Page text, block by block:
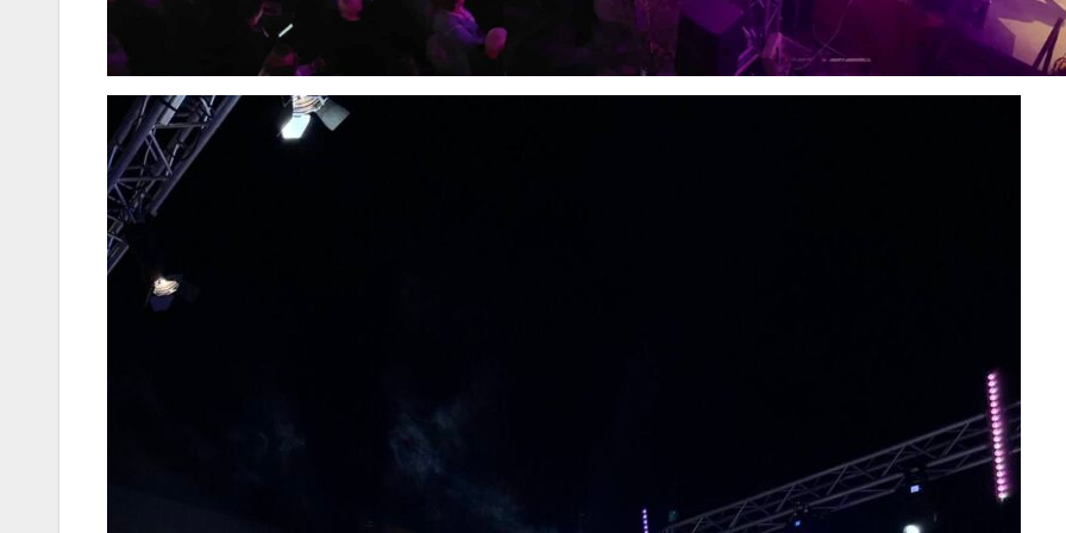
Σμυρνιώτη στο
Ναυπλιο για το
τον θάνατο της
Νάντιας(VID)